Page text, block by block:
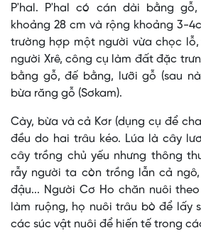
P'hal. P'hal có cán dài bằng
khoảng 28 cm và rộng khoảng 3-
trường hợp một người vừa chọc
người Xrê, công cụ làm đất đặc
bằng gỗ, đế bằng, lưỡi gỗ (sau
bừa răng gỗ (Sơkam).
Cày, bừa và cả Kơr (dụng cụ để
đều do hai trâu kéo. Lúa là cây
cây trồng chủ yếu nhưng thông
rẫy người ta còn trồng lẫn cả
đậu... Người Cơ Ho chăn nuôi
làm ruộng, họ nuôi trâu bò để lấy
các súc vật nuôi để hiến tế trong